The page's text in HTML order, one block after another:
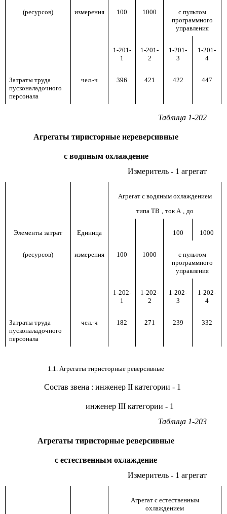
(ресурсов) измерения 100 1000
с пультом
программного
управления
1-201-
1
1-201-
2
1-201-
3
1-201-
4
Затраты труда
пусконаладочного
персонала
чел.-ч 396 421 422 447
Таблица 1-202
Агрегаты тиристорные нереверсивные
с водяным охлаждение
Измеритель - 1 агрегат
Агрегат с водяным охлаждением
типа ТВ
ток А до
Элементы затрат Единица 100 1000
(ресурсов) измерения 100 1000
с пультом
программного
управления
1-202-
1
1-202-
2
1-202-
3
1-202-
4
Затраты труда
пусконаладочного
персонала
чел.-ч 182 271 239 332
1.1. Агрегаты тиристорные реверсивные
Состав звена : инженерII категории - 1
инженер IIIкатегории - 1
Таблица 1-203
Агрегаты тиристорные реверсивные
с естественным охлаждение
Измеритель - 1 агрегат
Агрегат с естественным
охлаждением